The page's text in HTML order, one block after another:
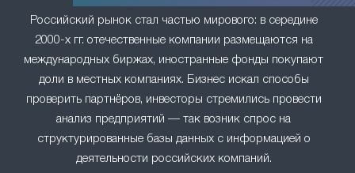
Российский рынок стал частью мирового: в середине
2000-х гг. отечественные компании размещаются на
международных биржах, иностранные фонды покупают
доли в местных компаниях. Бизнес искал способы
проверить партнёров, инвесторы стремились провести
анализ предприятий — так возник спрос на
структурированные базы данных с информацией о
деятельности российских компаний.